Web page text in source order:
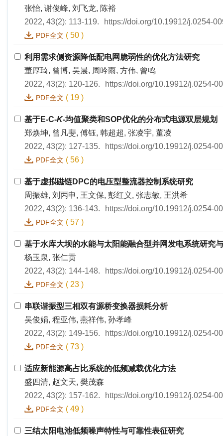
张怡, 谢俊峰, 刘飞龙, 陈裕
2022, 43(2): 113-119.
https://doi.org/10.19912/j.0254-
PDF全文 ( 50 )
利用需求侧资源降低配电网脆弱性的优化方法研究
董厚琦, 曾博, 吴晨, 周吟雨, 方伟, 曾鸣
2022, 43(2): 120-126.
https://doi.org/10.19912/j.0254-
PDF全文 ( 19 )
基于E-C-K-均值聚类和SOP优化的分布式电源双层规划
郑焕坤, 曾凡斐, 傅钰, 韩超超, 张凌宇, 董凌
2022, 43(2): 127-135.
https://doi.org/10.19912/j.0254-
PDF全文 ( 56 )
基于虚拟磁链DPC的电压型整流器控制系统研究
周振雄, 刘丙申, 王文保, 彭红义, 张志敏, 王洪希
2022, 43(2): 136-143.
https://doi.org/10.19912/j.0254-
PDF全文 ( 57 )
基于水库大坝的水能与太阳能融合型并网发电系统研究
杨玉泉, 张仁贡
2022, 43(2): 144-148.
https://doi.org/10.19912/j.0254-
PDF全文 ( 23 )
串联谐振型三相双有源桥变换器损耗分析
吴俊娟, 程亚伟, 燕祥伟, 孙孝峰
2022, 43(2): 149-156.
https://doi.org/10.19912/j.0254-
PDF全文 ( 73 )
适应新能源高占比系统的低频减载优化方法
盛四清, 赵文天, 樊茂森
2022, 43(2): 157-162.
https://doi.org/10.19912/j.0254-
PDF全文 ( 49 )
三结太阳电池低频噪声特性与可靠性表征研究